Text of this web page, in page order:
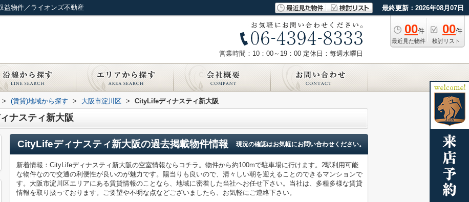
益物件／ライオンズ不動産 最終更新：2026年08月07日
00件
最近見た物件
00件
検討リスト
営業時間：10：00～19：00 定休日：毎週水曜日
> (賃貸)地域から探す > 大阪市淀川区 > CityLifeディナスティ新大阪
ナスティ新大阪
CityLifeディナスティ新大阪の過去掲載物件情報 現況の確認はお気軽にお問い合わせください。
新着情報：CityLifeディナスティ新大阪の空室情報ならコチラ。物件から約100mで駐車場に行けます。2駅利用可能
な物件なので交通の利便性が良いのが魅力です。陽当りも良いので、清々しい朝を迎えることのできるマンションで
す。大阪市淀川区エリアにある賃貸情報のことなら、地域に密着した当社へお任せ下さい。当社は、多種多様な賃貸
情報を取り扱っております。ご要望や不明な点などございましたら、お気軽にご連絡下さい。